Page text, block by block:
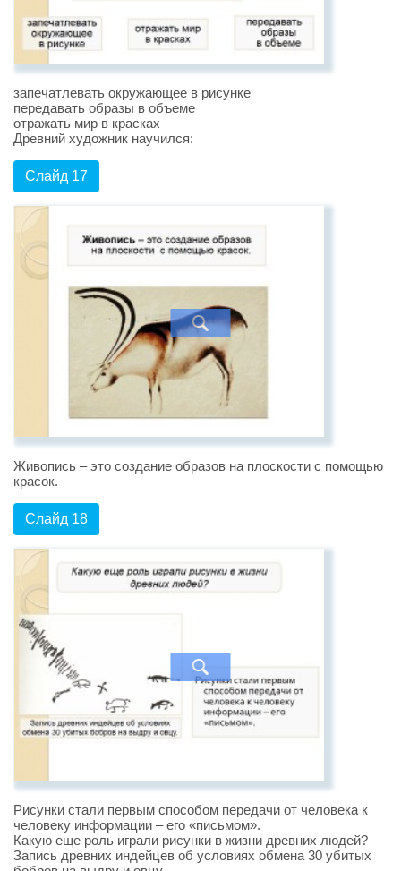
запечатлевать окружающее в рисунке
передавать образы в объеме
отражать мир в красках
Древний художник научился:
Слайд 17
Живопись – это создание образов на плоскости с помощью
красок.
Слайд 18
Рисунки стали первым способом передачи от человека к
человеку информации – его «письмом».
Какую еще роль играли рисунки в жизни древних людей?
Запись древних индейцев об условиях обмена 30 убитых